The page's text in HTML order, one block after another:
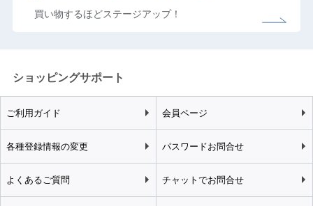
買い物するほどステージアップ！
ショッピングサポート
ご利用ガイド 会員ページ
各種登録情報の変更 パスワードお問合せ
よくあるご質問 チャットでお問合せ